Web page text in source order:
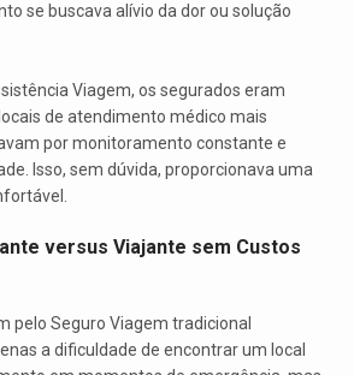
se buscava alívio da dor ou solução
Viagem, os segurados eram
de atendimento médico mais
por monitoramento constante e
Isso, sem dúvida, proporcionava uma
versus Viajante sem Custos
pelo Seguro Viagem tradicional
a dificuldade de encontrar um local